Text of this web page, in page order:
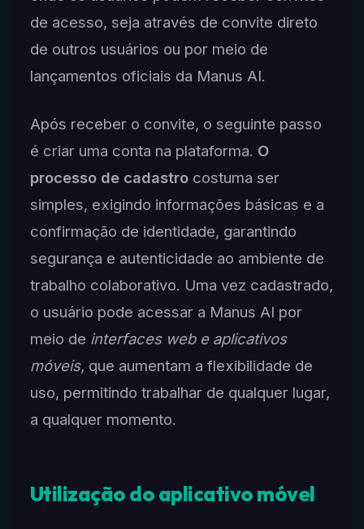
de acesso, seja através de convite direto
de outros usuários ou por meio de
lançamentos oficiais da Manus AI.
Após receber o convite, o seguinte passo
é criar uma conta na plataforma. O
processo de cadastrocostuma ser
simples, exigindo informações básicas e a
confirmação de identidade, garantindo
segurança e autenticidade ao ambiente de
trabalho colaborativo. Uma vez cadastrado,
o usuário pode acessar a Manus AI por
meio de interfaces web e aplicativos
móveis, que aumentam a flexibilidade de
uso, permitindo trabalhar de qualquer lugar,
a qualquer momento.
Utilização do aplicativo móvel